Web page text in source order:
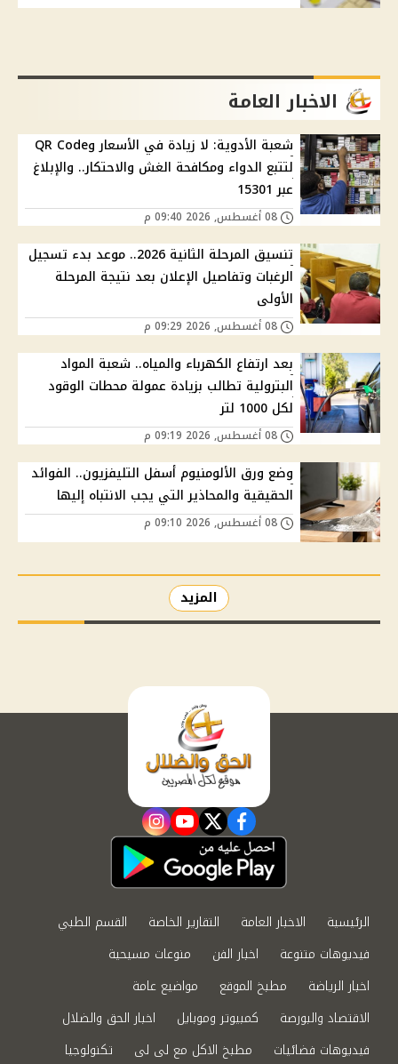
الاخبار العامة
شعبة الأدوية: لا زيادة في الأسعار وQR Code
لتتبع الدواء ومكافحة الغش والاحتكار.. والإبلاغ
عبر 15301
تنسيق المرحلة الثانية 2026.. موعد بدء تسجيل
الرغبات وتفاصيل الإعلان بعد نتيجة المرحلة
الأولى
بعد ارتفاع الكهرباء والمياه.. شعبة المواد
البترولية تطالب بزيادة عمولة محطات الوقود
لكل 1000 لتر
وضع ورق الألومنيوم أسفل التليفزيون.. الفوائد
الحقيقية والمحاذير التي يجب الانتباه إليها
المزيد
facebook
twitter
youtube
instagram
الرئيسية الاخبار العامة التقارير الخاصة
القسم الطبي
فيديوهات متنوعة
اخبار الفن
منوعات مسيحية
اخبار الرياضة
مطبخ الموقع
مواضيع عامة
الاقتصاد والبورصة
كمبيوتر وموبايل
اخبار الحق والضلال
فيديوهات فضائيات
مطبخ الاكل مع لى لى تكنولوجيا